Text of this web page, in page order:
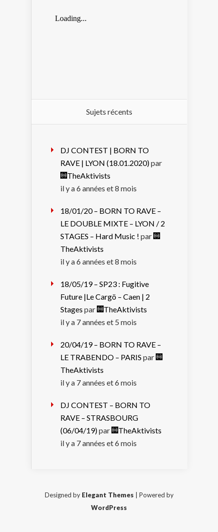
Sujets récents
DJ CONTEST | BORN TO
RAVE | LYON (18.01.2020)par
TheAktivists
il y a 6 années et 8 mois
18/01/20 – BORN TO RAVE –
LE DOUBLE MIXTE – LYON / 2
STAGES – Hard Music ! par
TheAktivists
il y a 6 années et 8 mois
18/05/19 – SP23 : Fugitive
Future |Le Cargö – Caen | 2
Stages par
TheAktivists
il y a 7 années et 5 mois
20/04/19 – BORN TO RAVE –
LE TRABENDO – PARIS par
TheAktivists
il y a 7 années et 6 mois
DJ CONTEST – BORN TO
RAVE – STRASBOURG
(06/04/19)par
TheAktivists
il y a 7 années et 6 mois
Designed by Elegant Themes | Powered by
WordPress